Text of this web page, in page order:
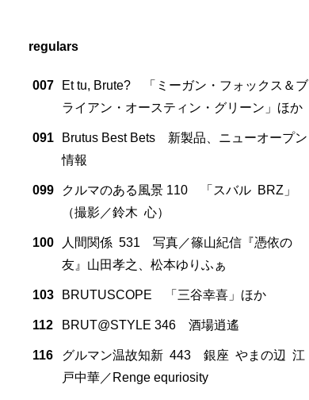
regulars
007
Et tu, Brute? 「ミーガン・フォックス＆ブ
ライアン・オースティン・グリーン」ほか
091
Brutus Best Bets 新製品、ニューオープン
情報
099
クルマのある風景 110 「スバル BRZ」
（撮影／鈴木 心）
100
人間関係 531 写真／篠山紀信『憑依の
友』山田孝之、松本ゆりふぁ
103 BRUTUSCOPE 「三谷幸喜」ほか
112 BRUT@STYLE 346 酒場逍遙
116
グルマン温故知新 443 銀座 やまの辺 江
戸中華／Renge equriosity